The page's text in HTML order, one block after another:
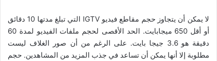
لا يمكن أن يتجاوز حجم مقاطع فيديو IGTV التي تبلغ مدتها 10 دقائق
أو أقل 650 ميجابايت. الحد الأقصى لحجم ملفات الفيديو لمدة 60
دقيقة هو 3.6 جيجا بايت. على الرغم من أن صور الغلاف ليست
مطلوبة إلا أنها يمكن أن تساعد في جذب المزيد من المشاهدين. حجم